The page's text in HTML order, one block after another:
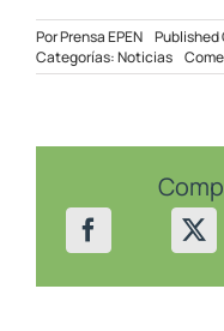
PorPrensa EPEN
Categorías:Noticias